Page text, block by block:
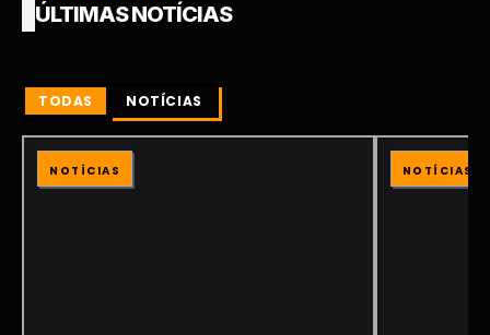
ÚLTIMAS NOTÍCIAS
TODAS NOTÍCIAS
NOTÍCIAS NOTÍCIAS